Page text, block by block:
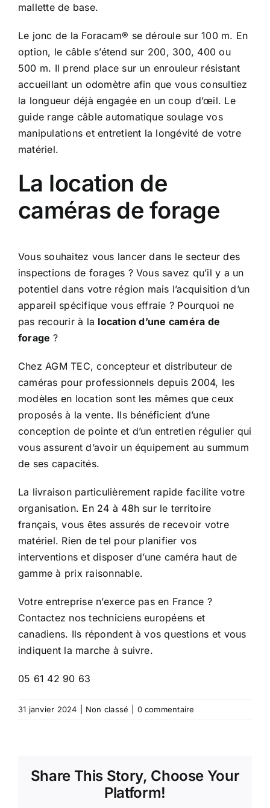
mallette de base.
Le jonc de la Foracam® se déroule sur 100 m. En
option, le câble s’étend sur 200, 300, 400 ou
500 m. Il prend place sur un enrouleur résistant
accueillant un odomètre afin que vous consultiez
la longueur déjà engagée en un coup d’œil. Le
guide range câble automatique soulage vos
manipulations et entretient la longévité de votre
matériel.
La location de
caméras de forage
Vous souhaitez vous lancer dans le secteur des
inspections de forages ? Vous savez qu’il y a un
potentiel dans votre région mais l’acquisition d’un
appareil spécifique vous effraie ? Pourquoi ne
pas recourir à la location d’une caméra de
forage ?
Chez AGM TEC, concepteur et distributeur de
caméras pour professionnels depuis 2004, les
modèles en location sont les mêmes que ceux
proposés à la vente. Ils bénéficient d’une
conception de pointe et d’un entretien régulier qui
vous assurent d’avoir un équipement au summum
de ses capacités.
La livraison particulièrement rapide facilite votre
organisation. En 24 à 48h sur le territoire
français, vous êtes assurés de recevoir votre
matériel. Rien de tel pour planifier vos
interventions et disposer d’une caméra haut de
gamme à prix raisonnable.
Votre entreprise n’exerce pas en France ?
Contactez nos techniciens européens et
canadiens. Ils répondent à vos questions et vous
indiquent la marche à suivre.
05 61 42 90 63
31 janvier 2024 Non classé 0 commentaire
Share This Story, Choose Your
Platform!